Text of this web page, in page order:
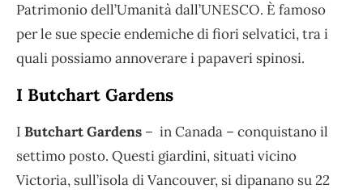
Patrimonio dell’Umanità dall’UNESCO. È famoso
per le sue specie endemiche di fiori selvatici, tra i
quali possiamo annoverare i papaveri spinosi.
I Butchart Gardens
I Butchart Gardens – in Canada – conquistano il
settimo posto. Questi giardini, situati vicino
Victoria, sull’isola di Vancouver, si dipanano su 22